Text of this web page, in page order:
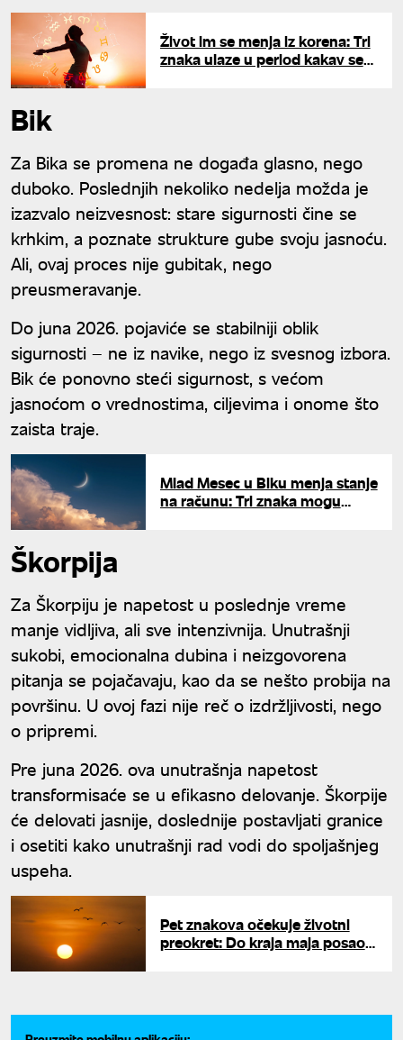
Život im se menja iz korena: Tri
znaka ulaze u period kakav se
Bik
Za Bika se promena ne događa glasno, nego
duboko. Poslednjih nekoliko nedelja možda je
izazvalo neizvesnost: stare sigurnosti čine se
krhkim, a poznate strukture gube svoju jasnoću.
Ali, ovaj proces nije gubitak, nego
preusmeravanje.
Do juna 2026. pojaviće se stabilniji oblik
sigurnosti – ne iz navike, nego iz svesnog izbora.
Bik će ponovno steći sigurnost, s većom
jasnoćom o vrednostima, ciljevima i onome što
zaista traje.
Mlad Mesec u Biku menja stanje
na računu: Tri znaka mogu
Škorpija
Za Škorpiju je napetost u poslednje vreme
manje vidljiva, ali sve intenzivnija. Unutrašnji
sukobi, emocionalna dubina i neizgovorena
pitanja se pojačavaju, kao da se nešto probija na
površinu. U ovoj fazi nije reč o izdržljivosti, nego
o pripremi.
Pre juna 2026. ova unutrašnja napetost
transformisaće se u efikasno delovanje. Škorpije
će delovati jasnije, doslednije postavljati granice
i osetiti kako unutrašnji rad vodi do spoljašnjeg
uspeha.
Pet znakova očekuje životni
preokret: Do kraja maja posao